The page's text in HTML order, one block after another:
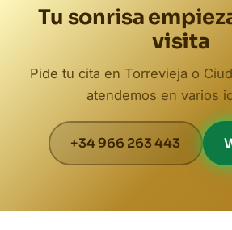
Tu sonrisa
visita
Pide tu cita en Torrevieja o
atendemos en varios
+34 966 263 443